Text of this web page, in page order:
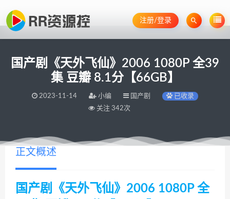
注册/登录
国产剧《天外飞仙》2006 1080P 全39
集 豆瓣 8.1分【66GB】
2023-11-14 小编 国产剧
已收录
关注 342次
正文概述
国产剧《天外飞仙》2006 1080P 全